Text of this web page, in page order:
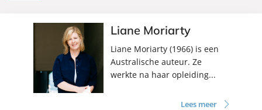
Liane Moriarty
Liane Moriarty (1966) is een
Australische auteur. Ze
werkte na haar opleiding...
Lees meer